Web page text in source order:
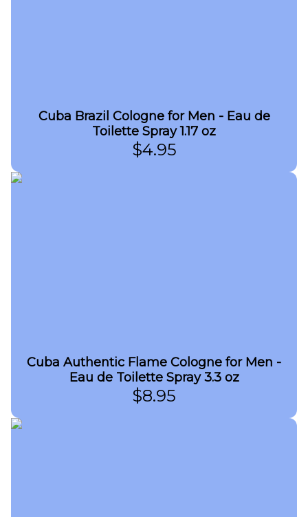
Cuba Brazil Cologne for Men - Eau de
Toilette Spray 1.17 oz
$4.95
Cuba Authentic Flame Cologne for Men -
Eau de Toilette Spray 3.3 oz
$8.95